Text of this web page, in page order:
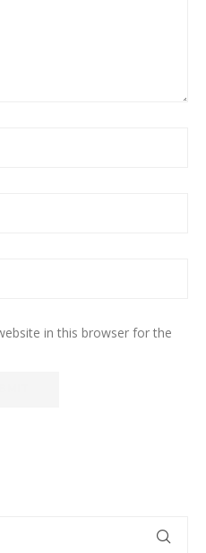
in this browser for the